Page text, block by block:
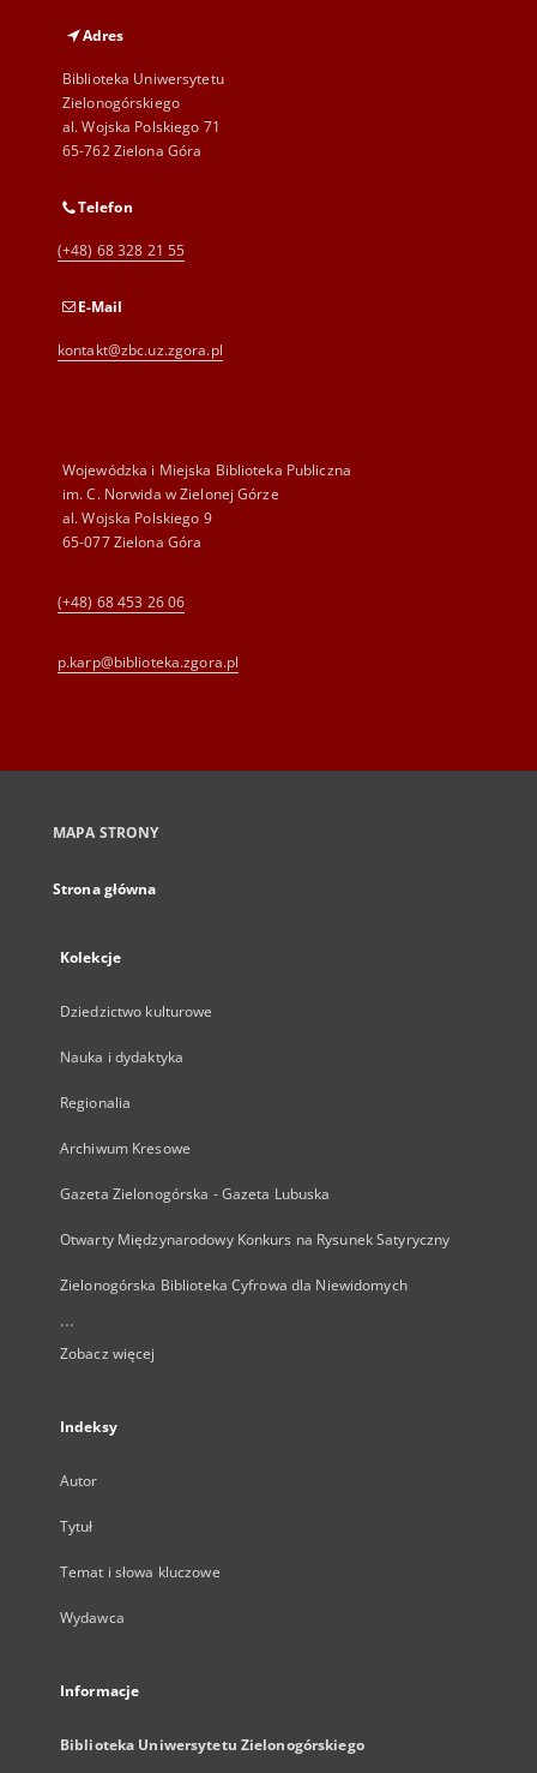
Adres
Biblioteka Uniwersytetu
Zielonogórskiego
al. Wojska Polskiego 71
65-762 Zielona Góra
Telefon
(+48) 68 328 21 55
E-Mail
kontakt@zbc.uz.zgora.pl
Wojewódzka i Miejska Biblioteka Publiczna
im. C. Norwida w Zielonej Górze
al. Wojska Polskiego 9
65-077 Zielona Góra
(+48) 68 453 26 06
p.karp@biblioteka.zgora.pl
MAPA STRONY
Strona główna
Kolekcje
Dziedzictwo kulturowe
Nauka i dydaktyka
Regionalia
Archiwum Kresowe
Gazeta Zielonogórska - Gazeta Lubuska
Otwarty Międzynarodowy Konkurs na Rysunek Satyryczny
Zielonogórska Biblioteka Cyfrowa dla Niewidomych
...
Zobacz więcej
Indeksy
Autor
Tytuł
Temat i słowa kluczowe
Wydawca
Informacje
Biblioteka Uniwersytetu Zielonogórskiego